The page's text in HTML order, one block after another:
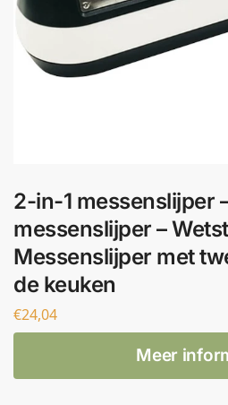
2-in-1 messenslijper
messenslijper –
Messenslijper met
de keuken
€24,04
Meer